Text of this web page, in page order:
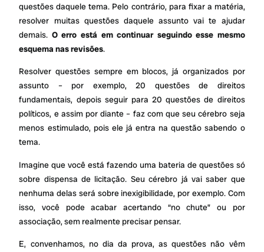
questões daquele tema. Pelo contrário, para fixar a matéria,
resolver muitas questões daquele assunto vai te ajudar
demais. O erro está em continuar seguindo esse mesmo
esquema nas revisões.
Resolver questões sempre em blocos, já organizados por
assunto – por exemplo, 20 questões de direitos
fundamentais, depois seguir para 20 questões de direitos
políticos, e assim por diante – faz com que seu cérebro seja
menos estimulado, pois ele já entra na questão sabendo o
tema.
Imagine que você está fazendo uma bateria de questões só
sobre dispensa de licitação. Seu cérebro já vai saber que
nenhuma delas será sobre inexigibilidade, por exemplo. Com
isso, você pode acabar acertando “no chute” ou por
associação, sem realmente precisar pensar.
E, convenhamos, no dia da prova, as questões não vêm